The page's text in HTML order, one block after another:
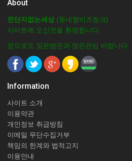
About
전단지없는세상 (동네형비즈링크)
사이트에 오신것을 환영합니다.
앞으로도 잦은방문과 많은관심 바랍니다.
Information
사이트 소개
이용약관
개인정보 취급방침
이메일 무단수집거부
책임의 한계와 법적고지
이용안내